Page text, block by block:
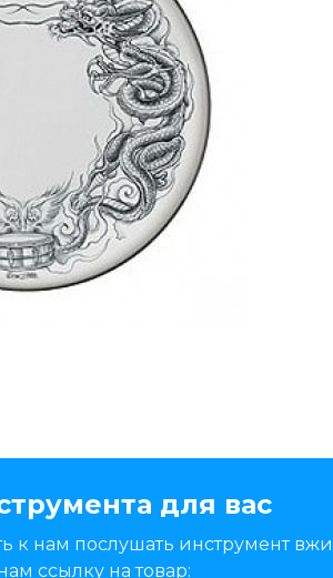
для вас
к нам послушать инструмент
ссылку на товар: